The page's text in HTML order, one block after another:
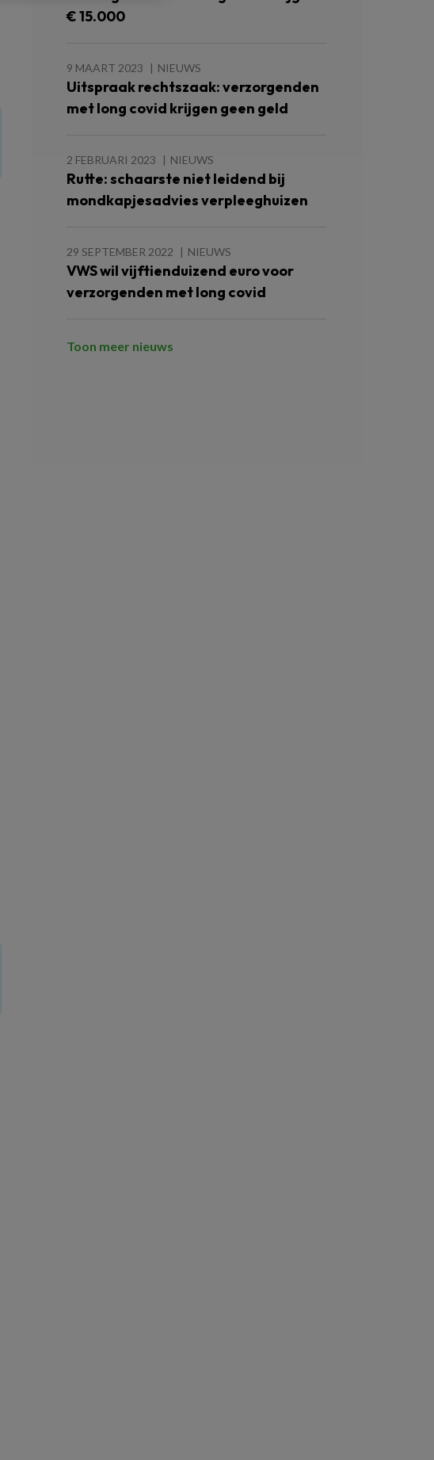
€ 15.000
9 MAART 2023 NIEUWS
Uitspraak rechtszaak: verzorgenden
met long covid krijgen geen geld
2 FEBRUARI 2023 NIEUWS
Rutte: schaarste niet leidend bij
mondkapjesadvies verpleeghuizen
29 SEPTEMBER 2022 NIEUWS
VWS wil vijftienduizend euro voor
verzorgenden met long covid
Toon meer nieuws